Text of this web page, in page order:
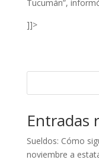
Tucumán”,
]]>
Entradas
Sueldos: Cómo
noviembre a